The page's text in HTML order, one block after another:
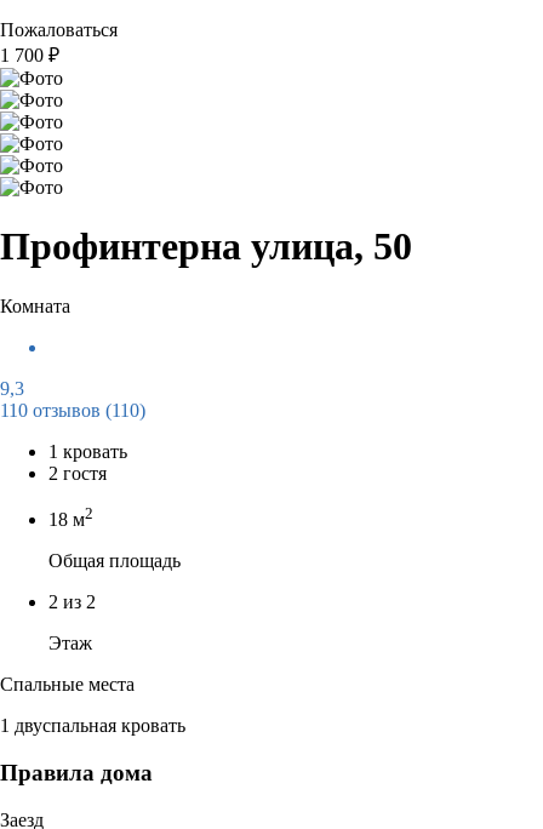
Пожаловаться
1 700 ₽
Профинтерна улица, 50
Комната
9,3
110 отзывов (110)
1 кровать
2 гостя
18 м2
Общая площадь
2 из 2
Этаж
Спальные места
1 двуспальная кровать
Правила дома
Заезд